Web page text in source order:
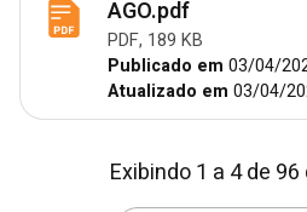
AGO.pdf
PDF, 189 KB
Publicado em 03/04/
Atualizado em 03/04/
Exibindo 1 a 4 de